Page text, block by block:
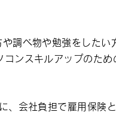
や調べ物や勉強をした
ンスキルアップのため
会社負担で雇用保険